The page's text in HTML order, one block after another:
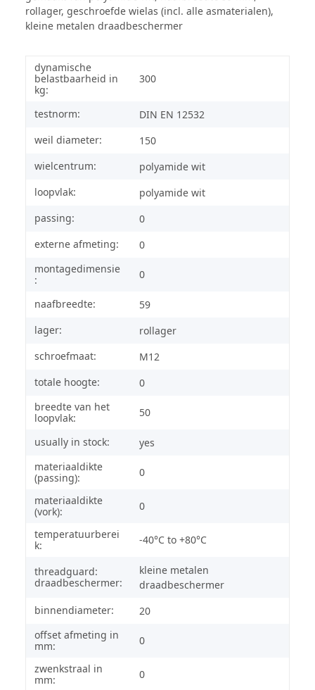
rollager, geschroefde wielas (incl. alle asmaterialen),
kleine metalen draadbeschermer
dynamische
belastbaarheid in
kg:
300
testnorm:
DIN EN 12532
weil diameter:
150
wielcentrum:
polyamide wit
loopvlak:
polyamide wit
passing:
0
externe afmeting:
0
montagedimensie
:
0
naafbreedte:
59
lager:
rollager
schroefmaat:
M12
totale hoogte:
0
breedte van het
loopvlak:
50
usually in stock:
yes
materiaaldikte
(passing):
0
materiaaldikte
(vork):
0
temperatuurberei
k:
-40°C to +80°C
threadguard:
draadbeschermer:
kleine metalen
draadbeschermer
binnendiameter:
20
offset afmeting in
mm:
0
zwenkstraal in
mm:
0